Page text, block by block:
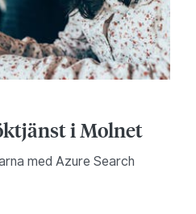
i Molnet
med Azure Search